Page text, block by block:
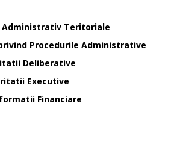
Teritoriale
Procedurile Administrative
Deliberative
Executive
Financiare